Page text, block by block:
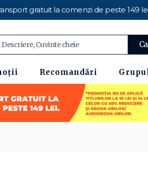
gratuit la comenzi de peste 149
Recomandări